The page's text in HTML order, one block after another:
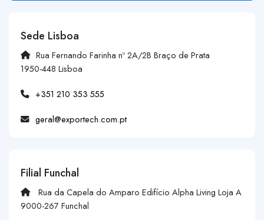
Sede Lisboa
Rua Fernando Farinha nº 2A/2B Braço de Prata
1950-448 Lisboa
+351 210 353 555
geral@exportech.com.pt
Filial Funchal
Rua da Capela do Amparo Edifício Alpha Living Loja A
9000-267 Funchal